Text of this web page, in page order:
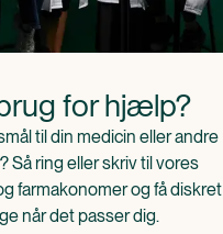
for hjælp?
til din medicin eller andre
Så ring eller skriv til vores
farmakonomer og få diskret
når det passer dig.